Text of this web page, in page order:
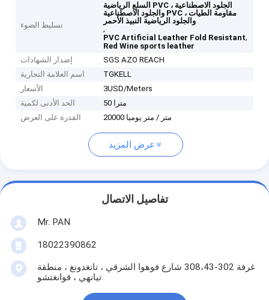
تسليط الضوء
السلع الرياضية PVC الجلود الاصطناعية ،
والجلود الاصطناعية PVC مقاومة الطيات ،
والجلود الرياضية النبيذ الأحمر
,
PVC Artificial Leather Fold Resistant,
Red Wine sports leather
إصدار الشهادات
SGS AZO REACH
اسم العلامة التجارية
TGKELL
الأسعار
3USD/Meters
الحد الأدنى لكمية
50 مترا
القدرة على العرض
20000 متر / متر يوميا
عرض المزيد
تفاصيل الاتصال
Mr. PAN
18022390862
غرفة 302-308،43 شارع فوهوا الشرقي ، تانغدونغ ، منطقة
تيانهي ، قوانغتشو